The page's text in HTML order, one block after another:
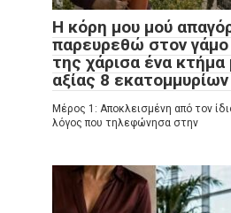
Η κόρη μου μού
παρευρεθώ στον
της χάρισα ένα
αξίας 8
Μέρος 1: Αποκλεισμένη από τον
λόγος που τηλεφώνησα στην